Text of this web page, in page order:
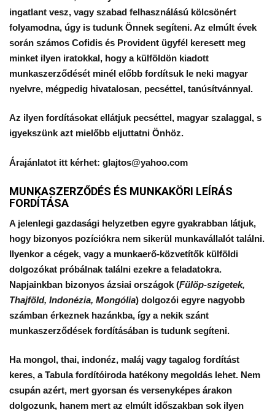
ingatlant vesz, vagy szabad felhasználású kölcsönért
folyamodna, úgy is tudunk Önnek segíteni. Az elmúlt évek
során számos Cofidis és Provident ügyfél keresett meg
minket ilyen iratokkal, hogy a külföldön kiadott
munkaszerződését minél előbb fordítsuk le neki magyar
nyelvre, mégpedig hivatalosan, pecséttel, tanúsítvánnyal.
Az ilyen fordításokat ellátjuk pecséttel, magyar szalaggal, s
igyekszünk azt mielőbb eljuttatni Önhöz.
Árajánlatot itt kérhet: glajtos@yahoo.com
MUNKASZERZŐDÉS ÉS MUNKAKÖRI LEÍRÁS
FORDÍTÁSA
A jelenlegi gazdasági helyzetben egyre gyakrabban látjuk,
hogy bizonyos pozíciókra nem sikerül munkavállalót találni.
Ilyenkor a cégek, vagy a munkaerő-közvetítők külföldi
dolgozókat próbálnak találni ezekre a feladatokra.
Napjainkban bizonyos ázsiai országok (Fülöp-szigetek,
Thajföld, Indonézia, Mongólia) dolgozói egyre nagyobb
számban érkeznek hazánkba, így a nekik szánt
munkaszerződések fordításában is tudunk segíteni.
Ha mongol, thai, indonéz, maláj vagy tagalog fordítást
keres, a Tabula fordítóiroda hatékony megoldás lehet. Nem
csupán azért, mert gyorsan és versenyképes árakon
dolgozunk, hanem mert az elmúlt időszakban sok ilyen